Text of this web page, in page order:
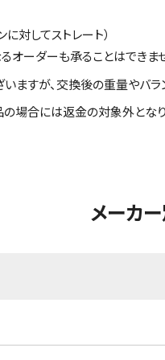
対してストレート）
オーダーも承ることはできま
ますが、交換後の重量やバ
場合には返金の対象外とな
メーカ